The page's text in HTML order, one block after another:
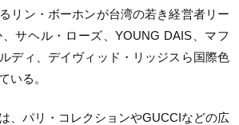
リン・ボーホンが台湾の若き経営者リー
サヘル・ローズ、YOUNG DAIS、マフ
ディ、デイヴィッド・リッジスら国際色
いる。
、パリ・コレクションやGUCCIなどの広